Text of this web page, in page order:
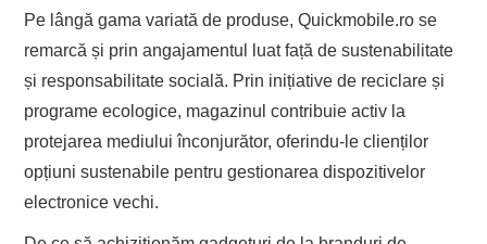
Pe lângă gama variată de produse, Quickmobile.ro se
remarcă și prin angajamentul luat față de sustenabilitate
și responsabilitate socială. Prin inițiative de reciclare și
programe ecologice, magazinul contribuie activ la
protejarea mediului înconjurător, oferindu-le clienților
opțiuni sustenabile pentru gestionarea dispozitivelor
electronice vechi.